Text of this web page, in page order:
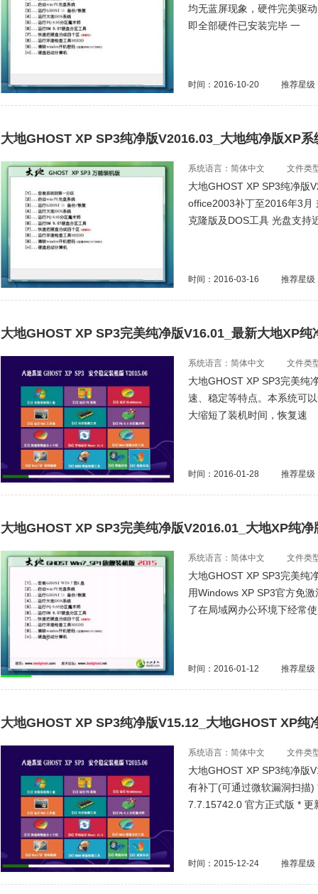
均无蓝屏现象，硬件完美驱
即全部硬件已安装完毕 一
时间：2016-10-20 推荐星级
大地GHOST XP SP3纯净版V2016.03_大地纯净版XP系
系统语言：简体中文 文件类
大地GHOST XP SP3纯净版
office2003补丁至2016年3月
克隆版及DOS工具 光盘支持
时间：2016-03-16 推荐星级
大地GHOST XP SP3完美纯净版V16.01_最新大地XP纯
系统语言：简体中文 文件类
大地GHOST XP SP3完美纯
速、稳定等特点。本系统可
大缩短了装机时间，恢复速
时间：2016-01-28 推荐星级
大地GHOST XP SP3完美纯净版V2016.01_大地XP纯净
系统语言：简体中文 文件类
大地GHOST XP SP3完美纯
用Windows XP SP3官方免
了在局域网办公环境下经常
时间：2016-01-12 推荐星级
大地GHOST XP SP3纯净版V15.12_大地GHOST XP纯
系统语言：简体中文 文件类
大地GHOST XP SP3纯净版
有补丁(可通过微软漏洞扫描
7.7.15742.0 官方正式版 * 更
时间：2015-12-24 推荐星级